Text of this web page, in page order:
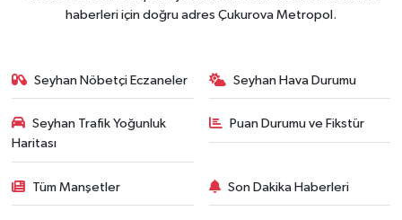
haberleri için doğru adres Çukurova Metropol.
Seyhan Nöbetçi Eczaneler Seyhan Hava Durumu
Seyhan Trafik Yoğunluk
Haritası
Puan Durumu ve Fikstür
Tüm Manşetler Son Dakika Haberleri